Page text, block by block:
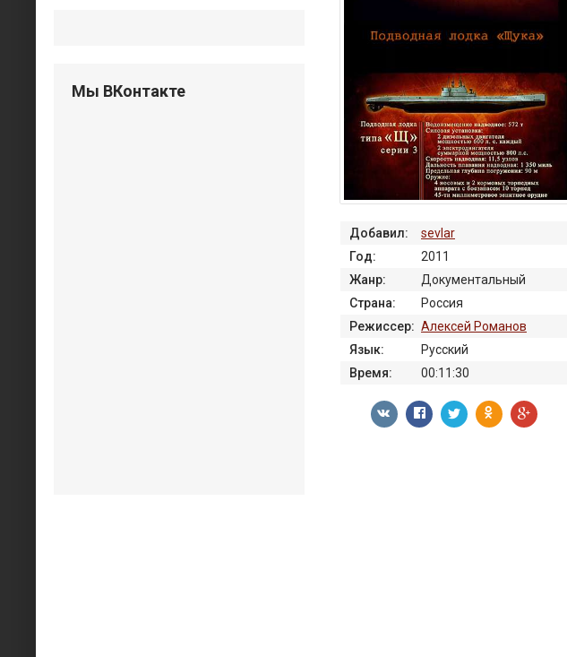
Добавил:
sevlar
Год:
2011
Жанр:
Документальный
Страна:
Россия
Режиссер: Алексей Романов
Язык:
Русский
Время:
00:11:30
Мы ВКонтакте